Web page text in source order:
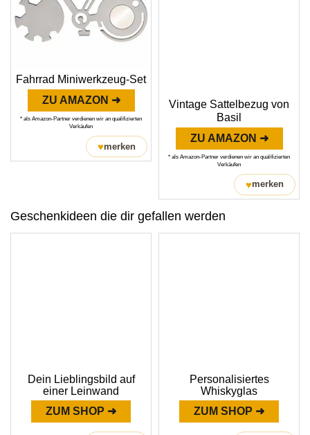
Fahrrad Miniwerkzeug-Set
ZU AMAZON ➜
* als Amazon-Partner verdienen wir an qualifizierten
Verkäufen
♥merken
Vintage Sattelbezug von
Basil
ZU AMAZON ➜
* als Amazon-Partner verdienen wir an qualifizierten
Verkäufen
♥merken
Geschenkideen die dir gefallen werden
Dein Lieblingsbild auf
einer Leinwand
ZUM SHOP ➜
Personalisiertes
Whiskyglas
ZUM SHOP ➜